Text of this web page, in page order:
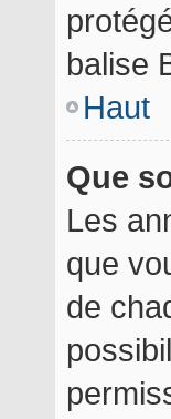
balise
Haut
Que
Les
que
de